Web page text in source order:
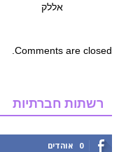
אללק
Comments are closed.
רשתות חברתיות
0 אוהדים